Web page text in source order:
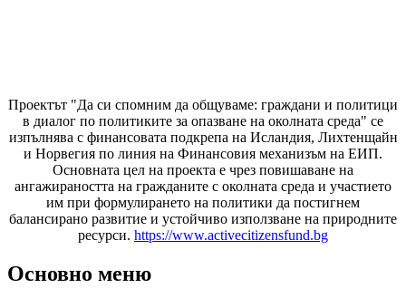
Проектът "Да си спомним да общуваме: граждани и политици
в диалог по политиките за опазване на околната среда" се
изпълнява с финансовата подкрепа на Исландия, Лихтенщайн
и Норвегия по линия на Финансовия механизъм на ЕИП.
Основната цел на проекта е чрез повишаване на
ангажираността на гражданите с околната среда и участието
им при формулирането на политики да постигнем
балансирано развитие и устойчиво използване на природните
ресурси. https://www.activecitizensfund.bg
Основно меню